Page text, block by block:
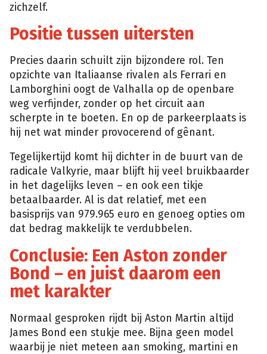
zichzelf.
Positie tussen uitersten
Precies daarin schuilt zijn bijzondere rol. Ten
opzichte van Italiaanse rivalen als Ferrari en
Lamborghini oogt de Valhalla op de openbare
weg verfijnder, zonder op het circuit aan
scherpte in te boeten. En op de parkeerplaats is
hij net wat minder provocerend of gênant.
Tegelijkertijd komt hij dichter in de buurt van de
radicale Valkyrie, maar blijft hij veel bruikbaarder
in het dagelijks leven – en ook een tikje
betaalbaarder. Al is dat relatief, met een
basisprijs van 979.965 euro en genoeg opties om
dat bedrag makkelijk te verdubbelen.
Conclusie: Een Aston zonder
Bond – en juist daarom een
met karakter
Normaal gesproken rijdt bij Aston Martin altijd
James Bond een stukje mee. Bijna geen model
waarbij je niet meteen aan smoking, martini en